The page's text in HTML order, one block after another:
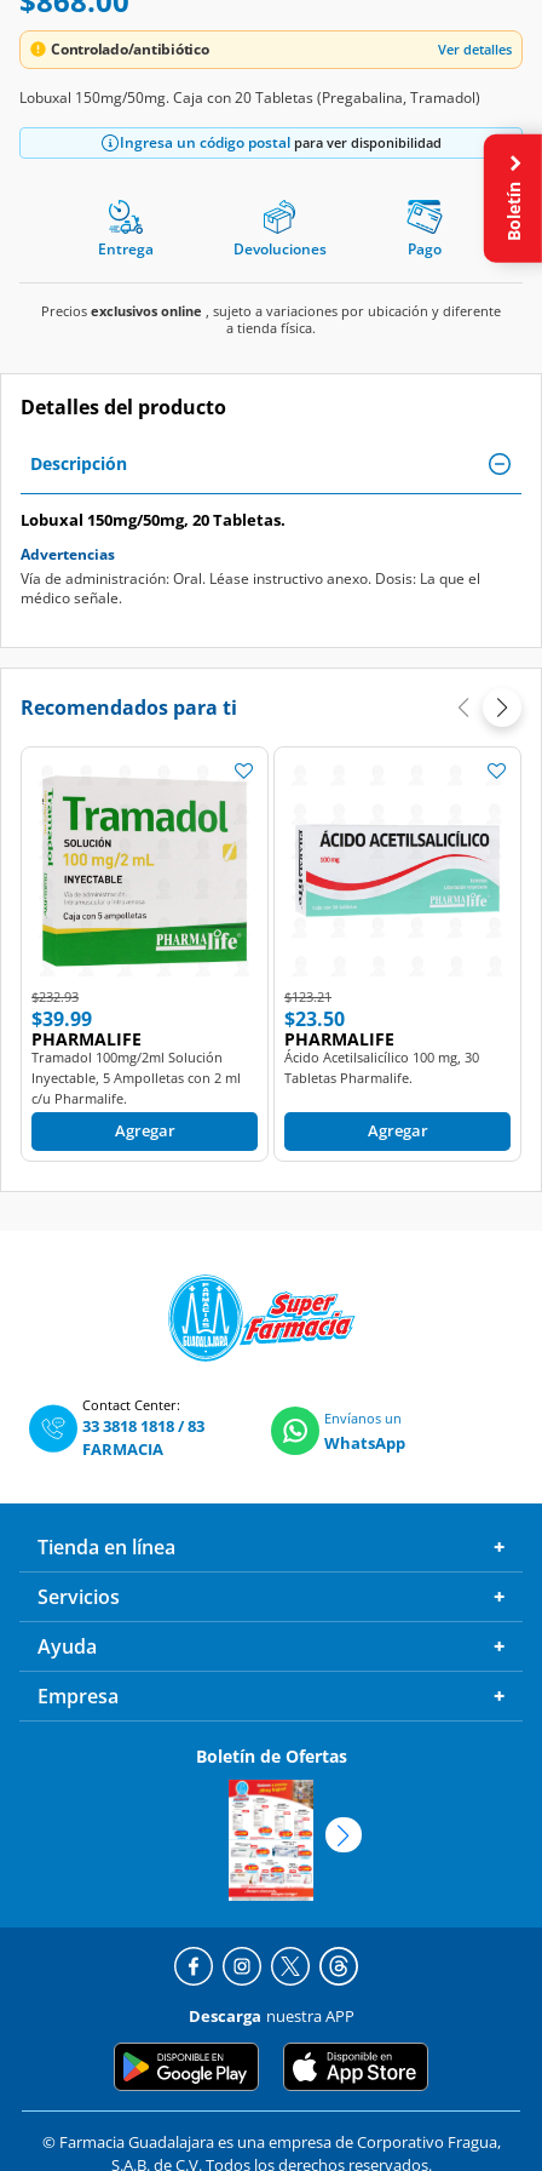
Controlado/antibiótico Ver detalles
Lobuxal 150mg/50mg. Caja con 20 Tabletas (Pregabalina, Tramadol)
Ingresa un código postal para ver disponibilidad
Entrega Devoluciones Pago
Precios exclusivos online , sujeto a variaciones por ubicación y diferente
a tienda física.
Detalles del producto
Descripción
Lobuxal 150mg/50mg, 20 Tabletas.
Advertencias
Vía de administración: Oral. Léase instructivo anexo. Dosis: La que el
médico señale.
Recomendados para ti
Price reduced from
$232.93to
$39.99
PHARMALIFE
Tramadol 100mg/2ml Solución
Inyectable, 5 Ampolletas con 2 ml
c/u Pharmalife.
Agregar
Price reduced from
$123.21to
$23.50
PHARMALIFE
Ácido Acetilsalicílico 100 mg, 30
Tabletas Pharmalife.
Agregar
Contact Center:
33 3818 1818/83
FARMACIA
Envíanos un
WhatsApp
Tienda en línea
Servicios
Ayuda
Empresa
Boletín de Ofertas
Descarga nuestra APP
© Farmacia Guadalajara es una empresa de Corporativo Fragua,
S.A.B. de C.V. Todos los derechos reservados.
Boletín